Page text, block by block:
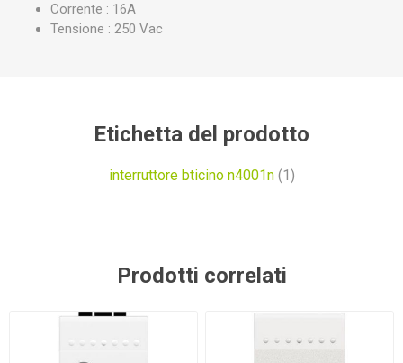
Corrente : 16A
Tensione : 250 Vac
Etichetta del prodotto
interruttore bticino n4001n (1)
Prodotti correlati